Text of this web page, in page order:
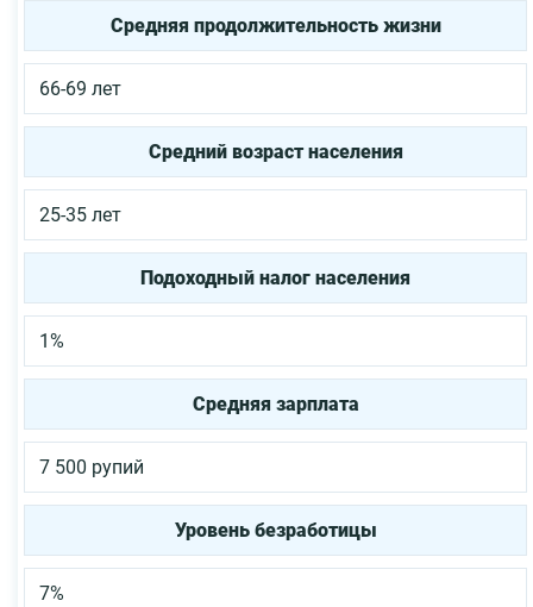
Средняя продолжительность жизни
66-69 лет
Средний возраст населения
25-35 лет
Подоходный налог населения
1%
Средняя зарплата
7 500 рупий
Уровень безработицы
7%